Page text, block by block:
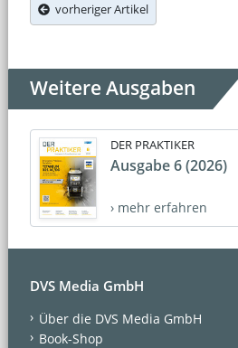
vorheriger Artikel
Weitere Ausgaben
DER PRAKTIKER
Ausgabe 6 (2026)
› mehr erfahren
DVS Media GmbH
Über die DVS Media GmbH
Book-Shop